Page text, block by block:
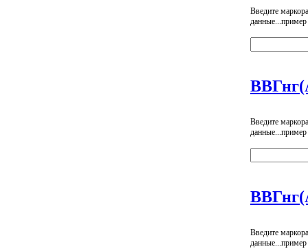
Введите
Введите
Введите